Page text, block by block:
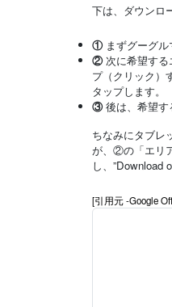
下は、ダウンロ
① まずグーグル
② 次に希望す
プ（クリック）
タップします。
③ 後は、希望す
ちなみにタブレ
が、②の「エリ
し、”Download
[引用元 -Google